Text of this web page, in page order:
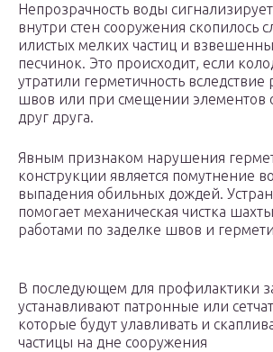
Непрозрачность воды
внутри стен сооружения скопилось
илистых мелких частиц и
песчинок. Это происходит, если
утратили герметичность
швов или при смещении элементов
друг друга.
Явным признаком нарушения
конструкции является помутнение
выпадения обильных дождей.
помогает механическая чистка
работами по заделке швов и
В последующем для профилактики
устанавливают патронные или
которые будут улавливать и
частицы на дне сооружения